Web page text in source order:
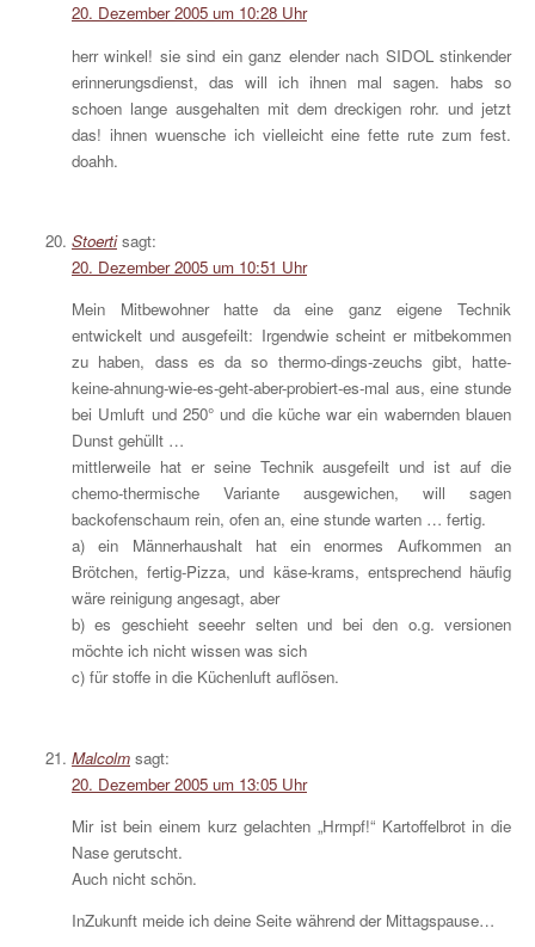
20. Dezember 2005 um 10:28 Uhr
herr winkel! sie sind ein ganz elender nach SIDOL stinkender
erinnerungsdienst, das will ich ihnen mal sagen. habs so
schoen lange ausgehalten mit dem dreckigen rohr. und jetzt
das! ihnen wuensche ich vielleicht eine fette rute zum fest.
doahh.
Stoerti sagt:
20. Dezember 2005 um 10:51 Uhr
Mein Mitbewohner hatte da eine ganz eigene Technik
entwickelt und ausgefeilt: Irgendwie scheint er mitbekommen
zu haben, dass es da so thermo-dings-zeuchs gibt, hatte-
keine-ahnung-wie-es-geht-aber-probiert-es-mal aus, eine stunde
bei Umluft und 250° und die küche war ein wabernden blauen
Dunst gehüllt …
mittlerweile hat er seine Technik ausgefeilt und ist auf die
chemo-thermische Variante ausgewichen, will sagen
backofenschaum rein, ofen an, eine stunde warten … fertig.
a) ein Männerhaushalt hat ein enormes Aufkommen an
Brötchen, fertig-Pizza, und käse-krams, entsprechend häufig
wäre reinigung angesagt, aber
b) es geschieht seeehr selten und bei den o.g. versionen
möchte ich nicht wissen was sich
c) für stoffe in die Küchenluft auflösen.
Malcolm sagt:
20. Dezember 2005 um 13:05 Uhr
Mir ist bein einem kurz gelachten „Hrmpf!“ Kartoffelbrot in die
Nase gerutscht.
Auch nicht schön.
InZukunft meide ich deine Seite während der Mittagspause…